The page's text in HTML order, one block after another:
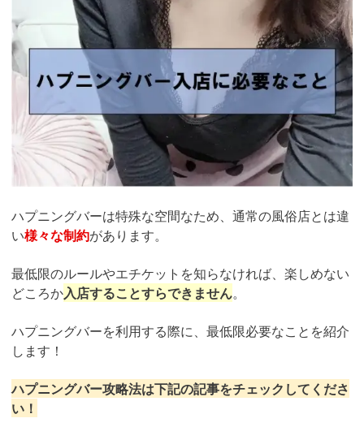
ハプニングバーは特殊な空間なため、通常の風俗店とは違
い様々な制約があります。
最低限のルールやエチケットを知らなければ、楽しめない
どころか入店することすらできません。
ハプニングバーを利用する際に、最低限必要なことを紹介
します！
ハプニングバー攻略法は下記の記事をチェックしてくださ
い！